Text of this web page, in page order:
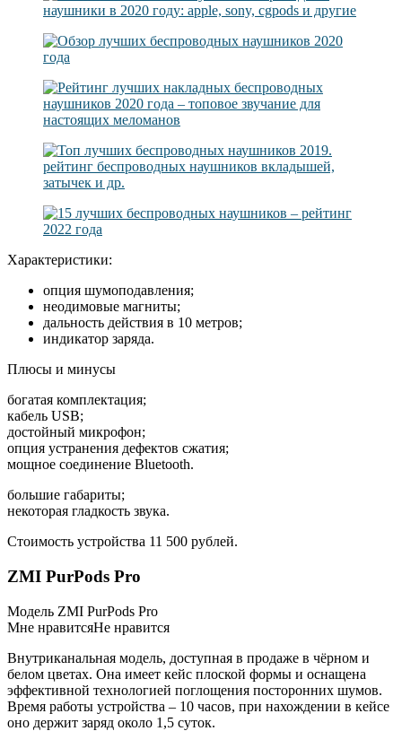
Характеристики:
опция шумоподавления;
неодимовые магниты;
дальность действия в 10 метров;
индикатор заряда.
Плюсы и минусы
богатая комплектация;
кабель USB;
достойный микрофон;
опция устранения дефектов сжатия;
мощное соединение Bluetooth.
большие габариты;
некоторая гладкость звука.
Стоимость устройства 11 500 рублей.
ZMI PurPods Pro
Модель ZMI PurPods Pro
Мне нравитсяНе нравится
Внутриканальная модель, доступная в продаже в чёрном и
белом цветах. Она имеет кейс плоской формы и оснащена
эффективной технологией поглощения посторонних шумов.
Время работы устройства – 10 часов, при нахождении в кейсе
оно держит заряд около 1,5 суток.